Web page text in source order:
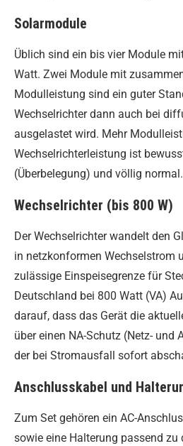
Solarmodule
Üblich sind ein bis vier Module
Watt. Zwei Module mit
Modulleistung sind ein guter
Wechselrichter dann auch bei
ausgelastet wird. Mehr
Wechselrichterleistung ist
(Überbelegung) und völlig normal.
Wechselrichter (bis 800 W)
Der Wechselrichter wandelt den
in netzkonformen Wechselstrom
zulässige Einspeisegrenze für
Deutschland bei 800 Watt (VA)
darauf, dass das Gerät die
über einen NA-Schutz (Netz- und
der bei Stromausfall sofort
Anschlusskabel und
Zum Set gehören ein AC-
sowie eine Halterung passend zu